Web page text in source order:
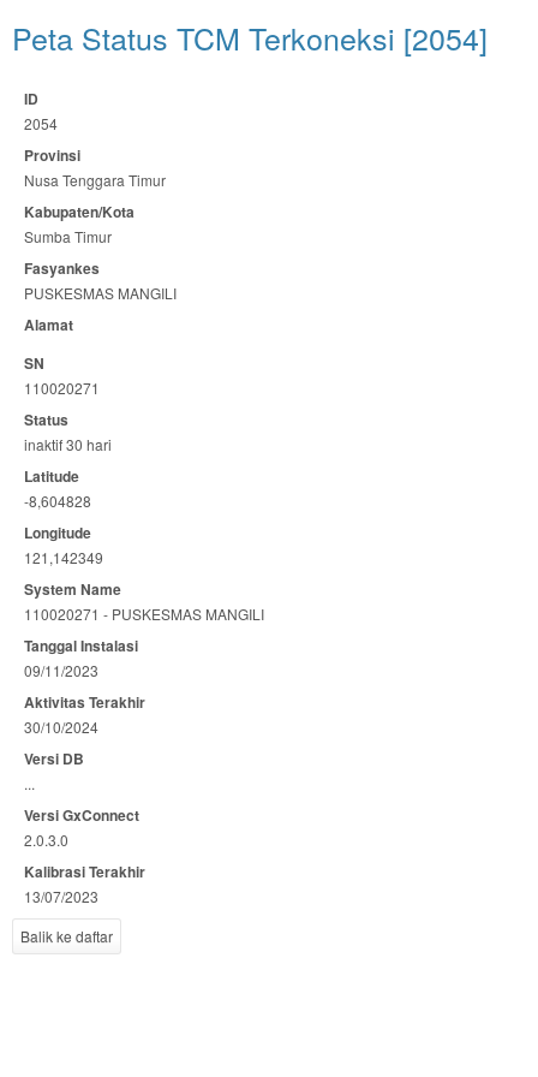
Peta Status TCM Terkoneksi [2054]
ID
2054
Provinsi
Nusa Tenggara Timur
Kabupaten/Kota
Sumba Timur
Fasyankes
PUSKESMAS MANGILI
Alamat
SN
110020271
Status
inaktif 30 hari
Latitude
-8,604828
Longitude
121,142349
System Name
110020271 - PUSKESMAS MANGILI
Tanggal Instalasi
09/11/2023
Aktivitas Terakhir
30/10/2024
Versi DB
...
Versi GxConnect
2.0.3.0
Kalibrasi Terakhir
13/07/2023
Balik ke daftar